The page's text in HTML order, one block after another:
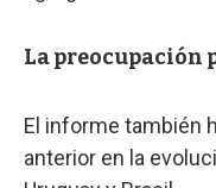
La preocupación
El informe también
anterior en la